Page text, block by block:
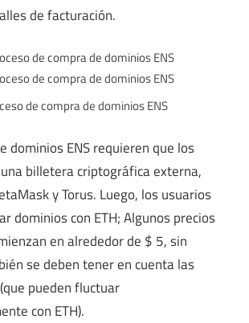
de facturación.
de compra de dominios ENS
dominios ENS requieren que los
billetera criptográfica externa,
y Torus. Luego, los usuarios
dominios con ETH; Algunos precios
en alrededor de $ 5, sin
se deben tener en cuenta las
pueden fluctuar
con ETH).